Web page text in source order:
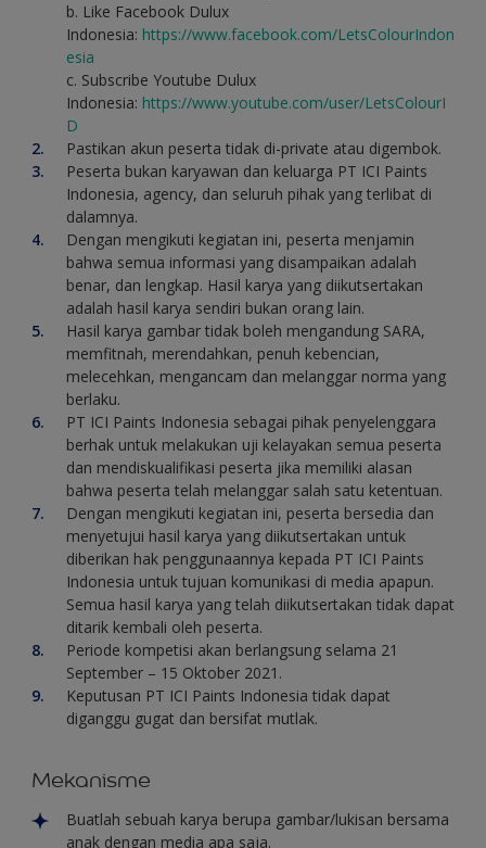
b. Like Facebook Dulux
Indonesia: https://www.facebook.com/LetsColourIndon
esia
c. Subscribe Youtube Dulux
Indonesia: https://www.youtube.com/user/LetsColourI
D
Pastikan akun peserta tidak di-private atau digembok.
Peserta bukan karyawan dan keluarga PT ICI Paints
Indonesia, agency, dan seluruh pihak yang terlibat di
dalamnya.
Dengan mengikuti kegiatan ini, peserta menjamin
bahwa semua informasi yang disampaikan adalah
benar, dan lengkap. Hasil karya yang diikutsertakan
adalah hasil karya sendiri bukan orang lain.
Hasil karya gambar tidak boleh mengandung SARA,
memfitnah, merendahkan, penuh kebencian,
melecehkan, mengancam dan melanggar norma yang
berlaku.
PT ICI Paints Indonesia sebagai pihak penyelenggara
berhak untuk melakukan uji kelayakan semua peserta
dan mendiskualifikasi peserta jika memiliki alasan
bahwa peserta telah melanggar salah satu ketentuan.
Dengan mengikuti kegiatan ini, peserta bersedia dan
menyetujui hasil karya yang diikutsertakan untuk
diberikan hak penggunaannya kepada PT ICI Paints
Indonesia untuk tujuan komunikasi di media apapun.
Semua hasil karya yang telah diikutsertakan tidak dapat
ditarik kembali oleh peserta.
Periode kompetisi akan berlangsung selama 21
September – 15 Oktober 2021.
Keputusan PT ICI Paints Indonesia tidak dapat
diganggu gugat dan bersifat mutlak.
Mekanisme
Buatlah sebuah karya berupa gambar/lukisan bersama
anak dengan media apa saja.